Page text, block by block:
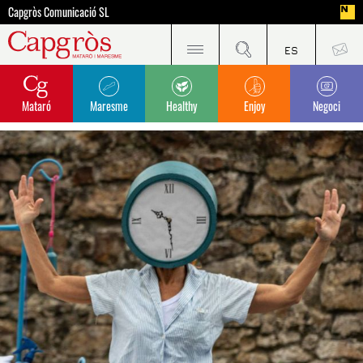
Capgròs Comunicació SL
Mataró Maresme Healthy Enjoy Negoci